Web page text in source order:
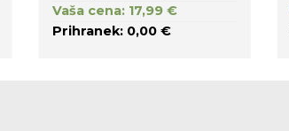
Vaša cena: 17,99 €
Prihranek: 0,00 €